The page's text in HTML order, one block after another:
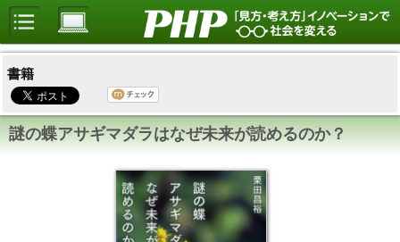
書籍
謎の蝶アサギマダラはなぜ未来が読めるのか？